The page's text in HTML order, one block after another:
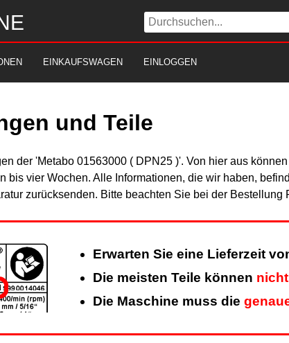
EINKAUFSWAGEN EINLOGGEN
und Teile
der 'Metabo 01563000 ( DPN25 )'. Von hier aus
bis vier Wochen. Alle Informationen, die wir haben,
zurücksenden. Bitte beachten Sie bei der Bestellung
Erwarten Sie eine Lieferzeit
Die meisten Teile können
Die Maschine muss die